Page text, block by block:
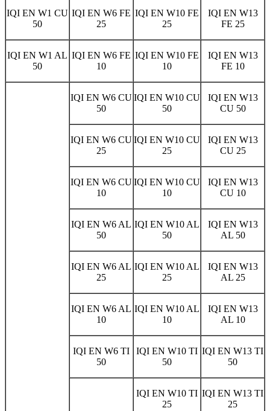
IQI EN W1 CU
50
IQI EN W6 FE
25
IQI EN W10 FE
25
IQI EN W13
FE 25
IQI EN W1 AL
50
IQI EN W6 FE
10
IQI EN W10 FE
10
IQI EN W13
FE 10
IQI EN W6 CU
50
IQI EN W10 CU
50
IQI EN W13
CU 50
IQI EN W6 CU
25
IQI EN W10 CU
25
IQI EN W13
CU 25
IQI EN W6 CU
10
IQI EN W10 CU
10
IQI EN W13
CU 10
IQI EN W6 AL
50
IQI EN W10 AL
50
IQI EN W13
AL 50
IQI EN W6 AL
25
IQI EN W10 AL
25
IQI EN W13
AL 25
IQI EN W6 AL
10
IQI EN W10 AL
10
IQI EN W13
AL 10
IQI EN W6 TI
50
IQI EN W10 TI
50
IQI EN W13 TI
50
IQI EN W10 TI
25
IQI EN W13 TI
25